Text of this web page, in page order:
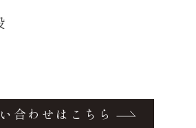
合わせはこちら